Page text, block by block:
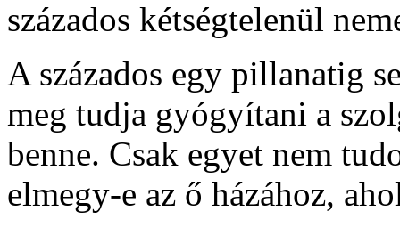
százados kétségtelenül
A százados egy pillanatig
meg tudja gyógyítani a
benne. Csak egyet nem
elmegy-e az ő házához,